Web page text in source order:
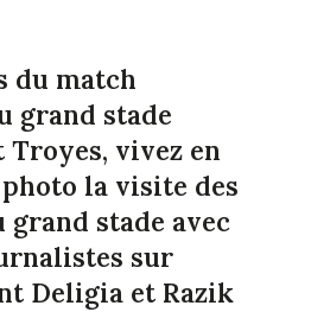
du match
grand stade
Troyes, vivez en
la visite des
grand stade avec
sur
Deligia et Razik